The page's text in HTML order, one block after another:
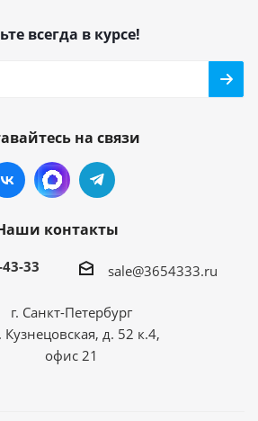
всегда в курсе!
на связи
контакты
33 sale@3654333.ru
г. Санкт-Петербург
Кузнецовская, д. 52 к.4,
офис 21